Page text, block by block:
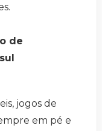
de
jogos de
em pé e